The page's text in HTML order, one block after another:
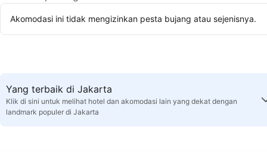
Akomodasi ini tidak mengizinkan pesta bujang atau sejenisnya.
Yang terbaik di Jakarta
Klik di sini untuk melihat hotel dan akomodasi lain yang dekat dengan
landmark populer di Jakarta